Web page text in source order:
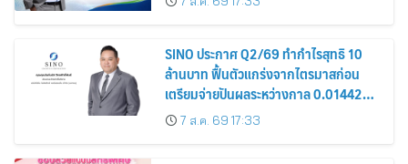
หุ้น
SINO ประกาศ Q2/69 ทำกำไรสุทธิ 10
ล้านบาท ฟื้นตัวแกร่งจากไตรมาสก่อน
เตรียมจ่ายปันผลระหว่างกาล 0.014423
บาทต่อหุ้น ครึ่งปีหลังมุ่งเติบโตต่อเนื่อง
7 ส.ค. 69 17:33